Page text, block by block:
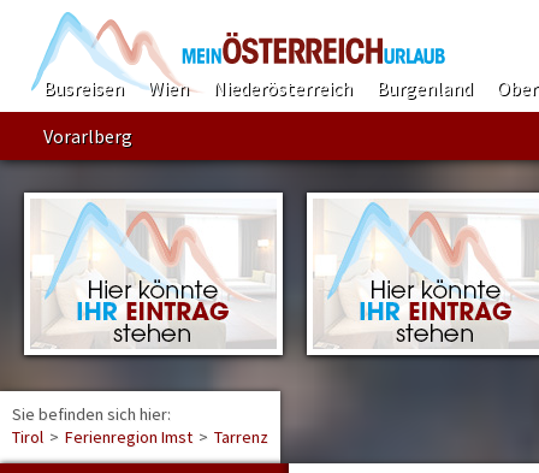
Busreisen Wien Niederösterreich Burgenland
Vorarlberg
Sie befinden sich hier:
Tirol > Ferienregion Imst > Tarrenz